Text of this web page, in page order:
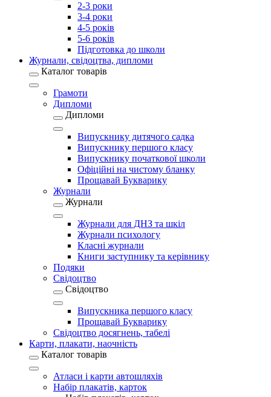
2-3 роки
3-4 роки
4-5 років
5-6 років
Підготовка до школи
Журнали, свідоцтва, дипломи
Каталог товарів
Грамоти
Дипломи
Дипломи
Випускнику дитячого садка
Випускнику першого класу
Випускнику початкової школи
Офіційні на чистому бланку
Прощавай Букварику
Журнали
Журнали
Журнали для ДНЗ та шкіл
Журнали психологу
Класні журнали
Книги заступнику та керівнику
Подяки
Свідоцтво
Свідоцтво
Випускника першого класу
Прощавай Букварику
Свідоцтво досягнень, табелі
Карти, плакати, наочність
Каталог товарів
Атласи і карти автошляхів
Набір плакатів, карток